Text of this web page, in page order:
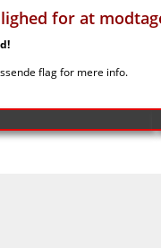
for at
flag for mere info.